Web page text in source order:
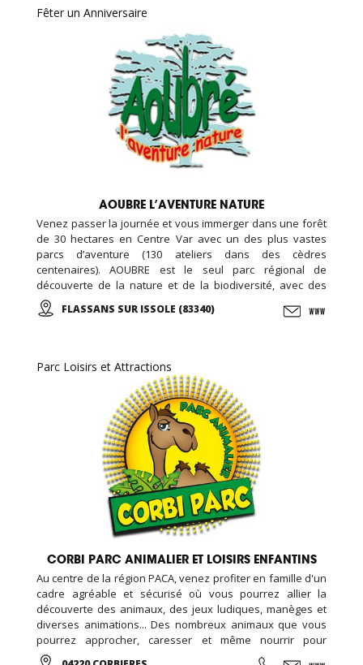
Possibilité d'organiser son anniversaire, soirée, et
Fêter un Anniversaire
AOUBRE L’AVENTURE NATURE
Venez passer la journée et vous immerger dans une forêt
de 30 hectares en Centre Var avec un des plus vastes
parcs d’aventure (130 ateliers dans des cèdres
centenaires). AOUBRE est le seul parc régional de
découverte de la nature et de la biodiversité, avec des
sentiers pédagogiques, des animaux, une ferme
pédagogique, et des activités ludiques et éducative, le
FLASSANS SUR ISSOLE (83340)
Parc Loisirs et Attractions
CORBI PARC ANIMALIER ET LOISIRS ENFANTINS
Au centre de la région PACA, venez profiter en famille d'un
cadre agréable et sécurisé où vous pourrez allier la
découverte des animaux, des jeux ludiques, manèges et
diverses animations... Des nombreux animaux que vous
pourrez approcher, caresser et même nourrir pour
certains, de très belles aires de jeux pour enfants